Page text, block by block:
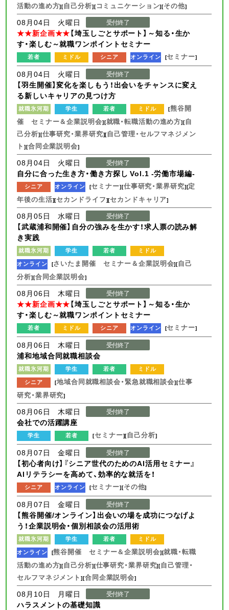
活動の進め方][自己分析][コミュニケーション][その他]
08月04日 火曜日 受付終了
★★新企画★★【埼玉しごとサポート】～知る・生か
す・楽しむ～就職ワンポイントセミナー
若者 ミドル シニア オンライン [セミナー]
08月04日 火曜日 受付終了
【羽生開催】変化を楽しもう！出会いをチャンスに変え
る新しいキャリアの見つけ方
就職氷河期 学生 若者 ミドル [熊谷開
催 セミナー＆企業説明会][就職・転職活動の進め方][自
己分析][仕事研究・業界研究][自己管理・セルフマネジメン
ト][合同企業説明会]
08月04日 火曜日 受付終了
自分に合った生き方・働き方探し Vol.1 -労働市場編-
シニア オンライン [セミナー][仕事研究・業界研究][定
年後の生活][セカンドライフ][セカンドキャリア]
08月05日 水曜日 受付終了
【武蔵浦和開催】自分の強みを生かす！求人票の読み解
き実践
就職氷河期 学生 若者
ミドル
オンライン [さいたま開催 セミナー＆企業説明会][自己
分析][合同企業説明会]
08月06日 木曜日 受付終了
★★新企画★★【埼玉しごとサポート】～知る・生か
す・楽しむ～就職ワンポイントセミナー
若者 ミドル シニア オンライン [セミナー]
08月06日 木曜日 受付終了
浦和地域合同就職相談会
就職氷河期 学生 若者
ミドル
シニア
[地域合同就職相談会・緊急就職相談会][仕事
研究・業界研究]
08月06日 木曜日 受付終了
会社での活躍講座
学生 若者 [セミナー][自己分析]
08月07日 金曜日 受付終了
【初心者向け】『シニア世代のためのAI活用セミナー』
AIリテラシーを高めて、効率的な就活を！
シニア オンライン [セミナー][その他]
08月07日 金曜日 受付終了
【熊谷開催/オンライン】出会いの場を成功につなげよ
う！企業説明会・個別相談会の活用術
就職氷河期 学生 若者
ミドル
オンライン [熊谷開催 セミナー＆企業説明会][就職・転職
活動の進め方][自己分析][仕事研究・業界研究][自己管理・
セルフマネジメント][合同企業説明会]
08月10日 月曜日 受付終了
ハラスメントの基礎知識